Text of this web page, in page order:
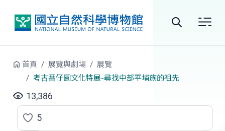
搜
首頁 展覽與劇場
展覽
考古番仔園文化特展-尋找中部平埔族的祖先
13,386
點
5